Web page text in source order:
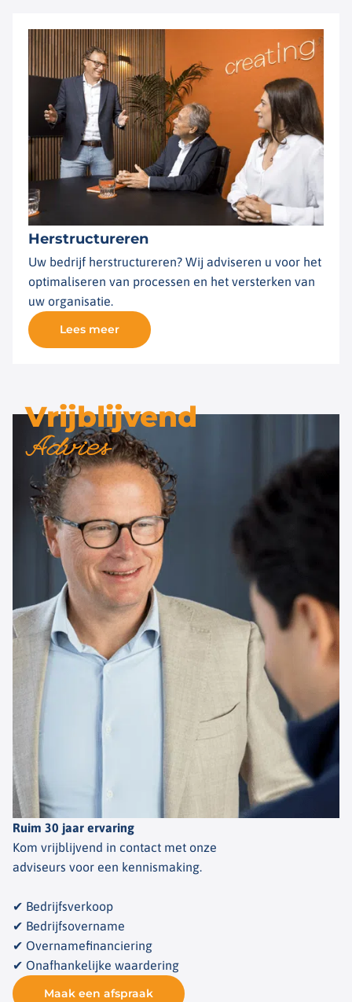
Herstructureren
Uw bedrijf herstructureren? Wij adviseren u voor het
optimaliseren van processen en het versterken van
uw organisatie.
Lees meer
Vrijblijvend
Advies
Ruim 30 jaar ervaring
Kom vrijblijvend in contact met onze
adviseurs voor een kennismaking.
✔ Bedrijfsverkoop
✔ Bedrijfsovername
✔ Overnamefinanciering
✔ Onafhankelijke waardering
Maak een afspraak